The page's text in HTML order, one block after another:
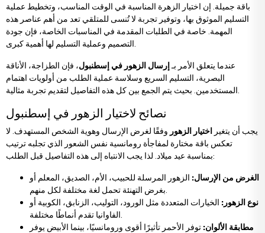
زهور الترحيب بالمولود الجديد
زهور عيد الميلاد
زهور الاعتذار
باقات ورد مع دب محشو
باقات أناستاسيا
باقات العرائس
باقة جميلة. إن اختيار الزهرة المناسبة في الوقت المناسب، وتخطيط عملية
التسليم الموثوق بها، وتوفير تجربة لا تُنسى للمتلقي تعد من أهم عناصر هذه
المهمة. خاصة في الطلبات المقدمة في المناسبات الخاصة، فإن جودة
التصميم وعملية التسليم لها أهمية كبرى.
عندما يتعلق الأمر بـإرسال الزهور في إسطنبول، فإن الطزاجة، الأناقة
البصرية، التسليم السريع وسلاسة عملية الطلب من أولويات اهتمام
المستخدمين. بحيث يتم الجمع بين كل هذه التفاصيل لتقديم تجربة مثالية.
نصائح لاختيار الزهور في إسطنبول
يجب أن يتغير اختيار الزهور وفقًا لغرض الإرسال وهوية الشخص المستهدف. لا
تعكس باقة مختارة لمفاجأة رومانسية نفس الشعور الذي تجلبه ترتيب
بمناسبة عيد ميلاد. لذا يجب الانتباه إلى هذه التفاصيل قبل الطلب:
الغرض من الإرسال: الزهور المرسلة للحبيب، الأم، الصديق، المعلم أو
بغرض التهنئة تحمل لغة مختلفة لكل منهم.
نوع الزهور: الخيارات المتعددة مثل الورود، التوليب، الزنابق، الكوبية أو
الفاوانيا تقدم أنماطًا مختلفة.
مطابقة الألوان: توفر الأحمر تأثيرًا أقوى ورومانسيًا، بينما الأبيض يوفر